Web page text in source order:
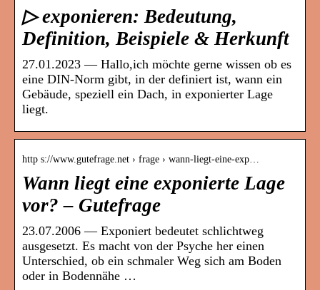
▷ exponieren: Bedeutung,
Definition, Beispiele & Herkunft
27.01.2023 — Hallo,ich möchte gerne wissen ob es
eine DIN-Norm gibt, in der definiert ist, wann ein
Gebäude, speziell ein Dach, in exponierter Lage
liegt.
http s://www.gutefrage.net › frage › wann-liegt-eine-exp…
Wann liegt eine exponierte Lage
vor? – Gutefrage
23.07.2006 — Exponiert bedeutet schlichtweg
ausgesetzt. Es macht von der Psyche her einen
Unterschied, ob ein schmaler Weg sich am Boden
oder in Bodennähe …